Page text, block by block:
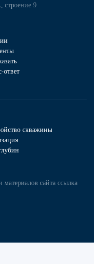
ответ
скважины
строение 9
сайта ссылка